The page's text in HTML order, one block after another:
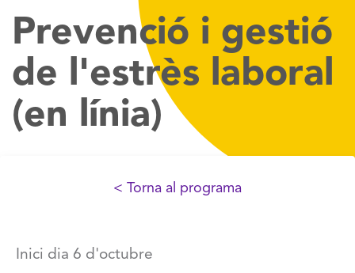
Prevenció i gestió
de l'estrès laboral
(en línia)
< Torna al programa
Inici dia 6 d'octubre